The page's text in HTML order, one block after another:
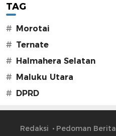
TAG
# Morotai
# Ternate
# Halmahera Selatan
# Maluku Utara
# DPRD
Redaksi Pedoman Berita